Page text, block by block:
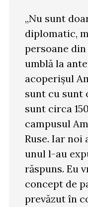
„Nu sunt
diplomatic,
persoane
umblă la
acoperișul
sunt cu sunt
sunt circa
campusul
Ruse. Iar noi
unul l-au
răspuns. Eu
concept de
prevăzut în